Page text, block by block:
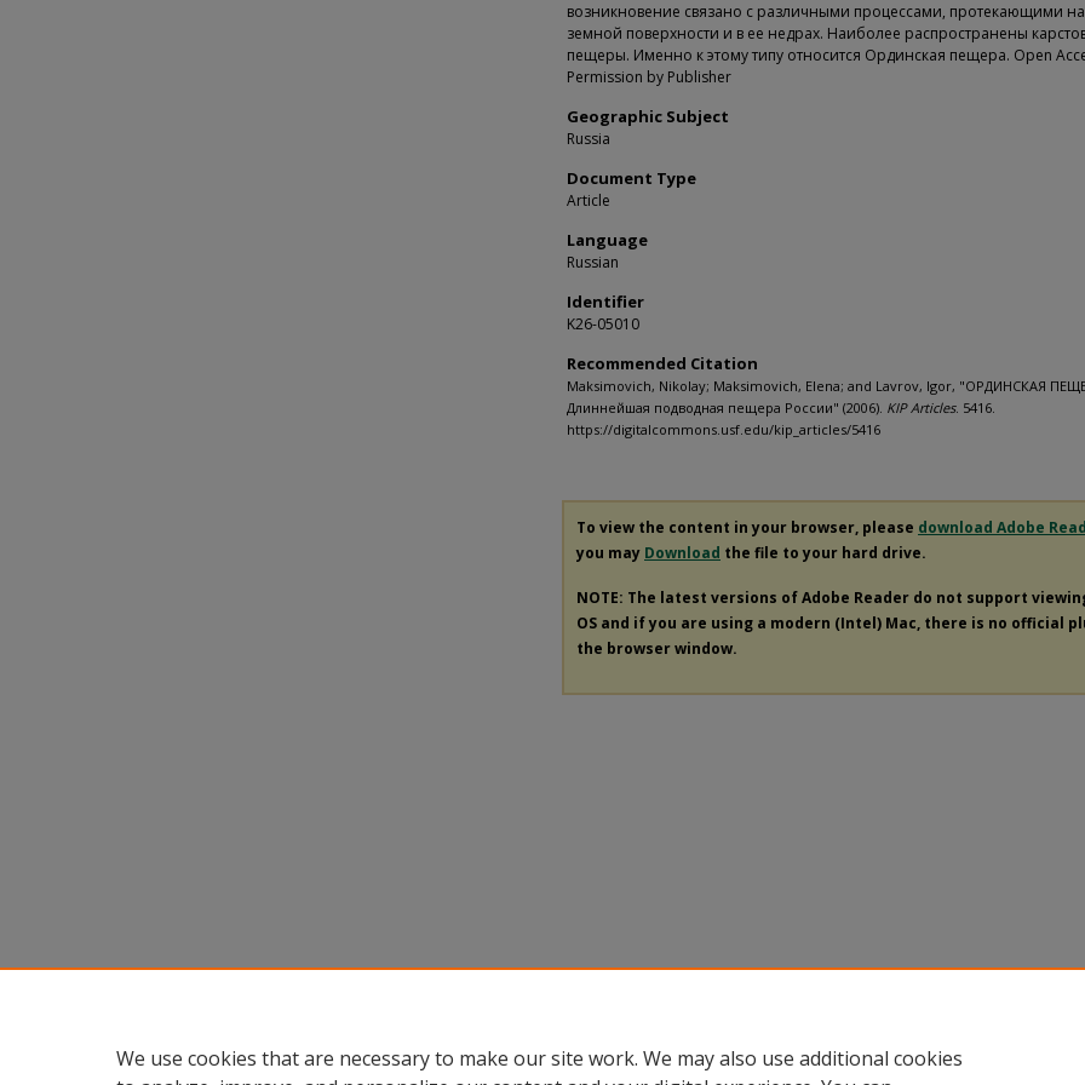
возникновение связано с различными процессами, протекающими на
земной поверхности и в ее недрах. Наиболее распространены
пещеры. Именно к этому типу относится Ординская пещера. Open
Permission by Publisher
Geographic Subject
Russia
Document Type
Article
Language
Russian
Identifier
K26-05010
Recommended Citation
Maksimovich, Nikolay; Maksimovich, Elena; and Lavrov, Igor, "ОРДИНСКАЯ
Длиннейшая подводная пещера России" (2006). KIP Articles. 5416.
https://digitalcommons.usf.edu/kip_articles/5416
To view the content in your browser, please download Adobe
you may Download the file to your hard drive.
NOTE: The latest versions of Adobe Reader do not support
OS and if you are using a modern (Intel) Mac, there is no official
the browser window.
We use cookies that are necessary to make our site work. We may also use additional cookies